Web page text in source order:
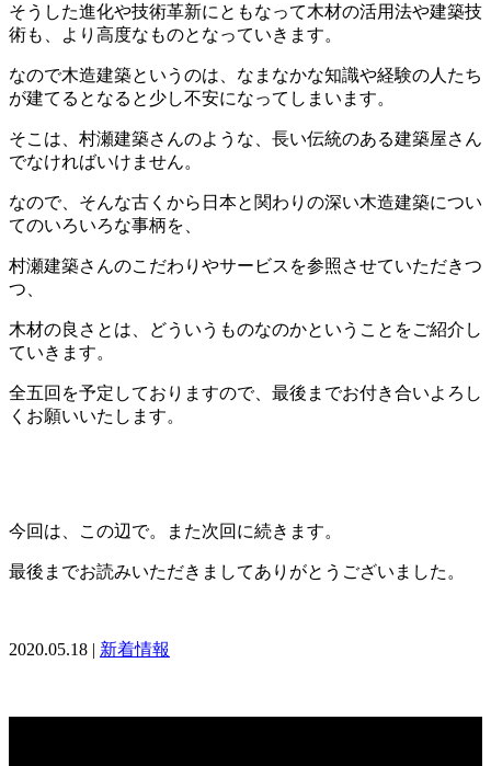
そうした進化や技術革新にともなって木材の活用法や建築技
術も、より高度なものとなっていきます。
なので木造建築というのは、なまなかな知識や経験の人たち
が建てるとなると少し不安になってしまいます。
そこは、村瀬建築さんのような、長い伝統のある建築屋さん
でなければいけません。
なので、そんな古くから日本と関わりの深い木造建築につい
てのいろいろな事柄を、
村瀬建築さんのこだわりやサービスを参照させていただきつ
つ、
木材の良さとは、どういうものなのかということをご紹介し
ていきます。
全五回を予定しておりますので、最後までお付き合いよろし
くお願いいたします。
今回は、この辺で。また次回に続きます。
最後までお読みいただきましてありがとうございました。
2020.05.18 | 新着情報